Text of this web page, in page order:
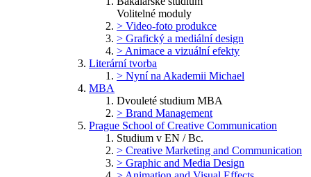
Volitelné moduly
> Video-foto produkce
> Grafický a mediální design
> Animace a vizuální efekty
Literární tvorba
> Nyní na Akademii Michael
MBA
Dvouleté studium MBA
> Brand Management
Prague School of Creative Communication
Studium v EN / Bc.
> Creative Marketing and Communication
> Graphic and Media Design